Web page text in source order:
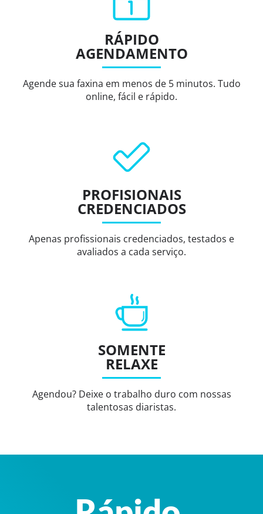
RÁPIDO
AGENDAMENTO
Agende sua faxina em menos de 5 minutos. Tudo
online, fácil e rápido.
PROFISIONAIS
CREDENCIADOS
Apenas profissionais credenciados, testados e
avaliados a cada serviço.
SOMENTE
RELAXE
Agendou? Deixe o trabalho duro com nossas
talentosas diaristas.